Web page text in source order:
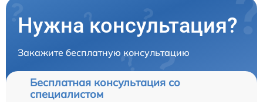
Нужна консультация?
Закажите бесплатную консультацию
Бесплатная консультация со
специалистом